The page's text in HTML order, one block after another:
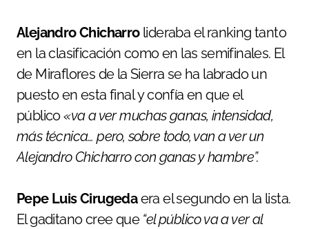
Alejandro Chicharrolideraba el ranking tanto
en la clasificación como en las semifinales. El
de Miraflores de la Sierra se ha labrado un
puesto en esta final y confía en que el
público«va a ver muchas ganas, intensidad,
más técnica… pero, sobre todo, van a ver un
Alejandro Chicharro con ganas y hambre”.
Pepe Luis Cirugedaera el segundo en la lista.
El gaditano cree que “el público va a ver al